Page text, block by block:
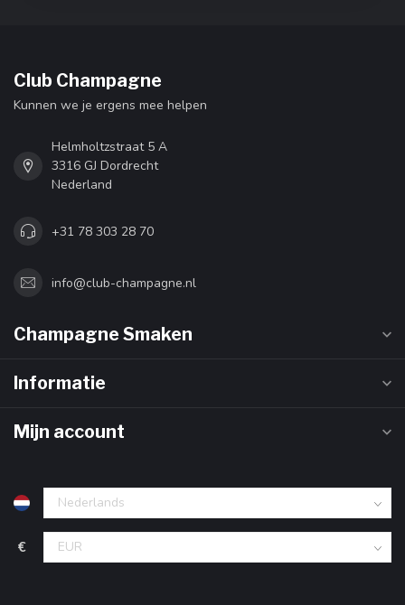
Club Champagne
Kunnen we je ergens mee helpen
Helmholtzstraat 5 A
3316 GJ Dordrecht
Nederland
+31 78 303 28 70
info@club-champagne.nl
Champagne Smaken
Informatie
Mijn account
€